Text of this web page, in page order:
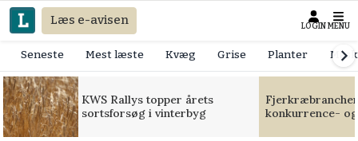
Læs e-avisen LOGIN MENU
Seneste Mest læste Kvæg Grise Planter
KWS Rallys topper årets
sortsforsøg i vinterbyg
konkurrence-